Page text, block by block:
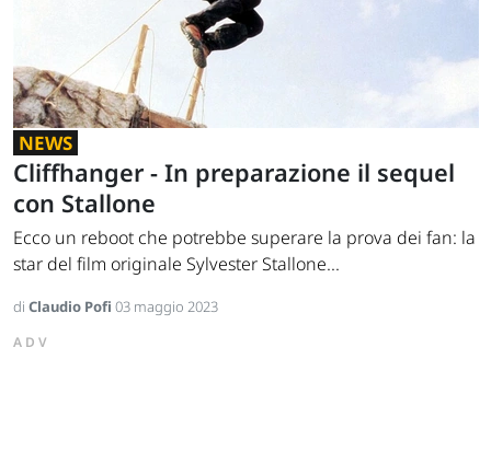
NEWS
Cliffhanger - In preparazione il sequel
con Stallone
Ecco un reboot che potrebbe superare la prova dei fan: la
star del film originale Sylvester Stallone...
di Claudio Pofi 03 maggio 2023
ADV